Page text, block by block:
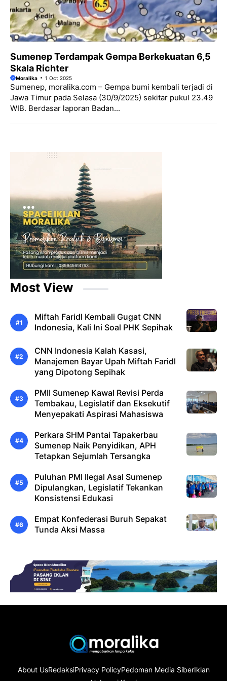
Sumenep Terdampak Gempa Berkekuatan 6,5
Skala Richter
Moralika 1 Oct 2025
Sumenep, moralika.com – Gempa bumi kembali terjadi di
Jawa Timur pada Selasa (30/9/2025) sekitar pukul 23.49
WIB. Berdasar laporan Badan...
Most View
Miftah Faridl Kembali Gugat CNN
Indonesia, Kali Ini Soal PHK Sepihak
CNN Indonesia Kalah Kasasi,
Manajemen Bayar Upah Miftah Faridl
yang Dipotong Sepihak
PMII Sumenep Kawal Revisi Perda
Tembakau, Legislatif dan Eksekutif
Menyepakati Aspirasi Mahasiswa
Perkara SHM Pantai Tapakerbau
Sumenep Naik Penyidikan, APH
Tetapkan Sejumlah Tersangka
Puluhan PMI Ilegal Asal Sumenep
Dipulangkan, Legislatif Tekankan
Konsistensi Edukasi
Empat Konfederasi Buruh Sepakat
Tunda Aksi Massa
About UsRedaksiPrivacy PolicyPedoman Media SiberIklan